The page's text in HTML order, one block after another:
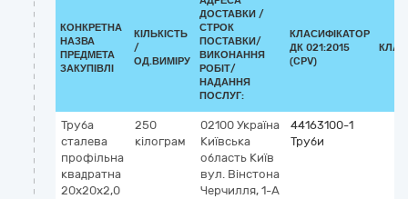
КОНКРЕТНА
НАЗВА
ПРЕДМЕТА
ЗАКУПІВЛІ
КІЛЬКІСТЬ
/
ОД.ВИМІРУ
ДОСТАВКИ /
СТРОК
ПОСТАВКИ/
ВИКОНАННЯ
РОБІТ/
НАДАННЯ
ПОСЛУГ:
КЛАСИФІКАТОР
ДК 021:2015
(CPV)
Труба
сталева
профільна
квадратна
20х20х2,0
250
кілограм
02100 Україна
Київська
область Київ
вул. Вінстона
Черчилля, 1-А
44163100-1
Труби